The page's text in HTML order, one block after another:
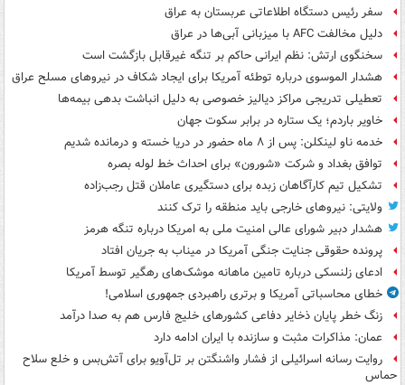
سفر رئیس دستگاه اطلاعاتی عربستان به عراق
دلیل مخالفت AFC با میزبانی آبی‌ها در عراق
سخنگوی ارتش: نظم ایرانی حاکم بر تنگه غیرقابل بازگشت است
هشدار الموسوی درباره توطئه آمریکا برای ایجاد شکاف در نیروهای مسلح عراق
تعطیلی تدریجی مراکز دیالیز خصوصی به دلیل انباشت بدهی بیمه‌ها
خاویر باردم؛ یک ستاره در برابر سکوت جهان
خدمه ناو لینکلن: پس از ۸ ماه حضور در دریا خسته و درمانده‌ شدیم
توافق بغداد و شرکت «شورون» برای احداث خط لوله بصره
تشکیل تیم کارآگاهان زبده برای دستگیری عاملان قتل رجب‌زاده
ولایتی: نیروهای خارجی باید منطقه را ترک کنند
هشدار دبیر شورای عالی امنیت ملی به امریکا درباره تنگه هرمز
پرونده حقوقی جنایت جنگی آمریکا در میناب به جریان افتاد
ادعای زلنسکی درباره تامین ماهانه موشک‌های رهگیر توسط آمریکا
خطای محاسباتی آمریکا و برتری راهبردی جمهوری اسلامی!
زنگ خطر پایان ذخایر دفاعی کشورهای خلیج فارس هم به صدا درآمد
عمان: مذاکرات مثبت و سازنده با ایران ادامه دارد
روایت رسانه اسرائیلی از فشار واشنگتن بر تل‌آویو برای آتش‌بس و خلع سلاح
حماس